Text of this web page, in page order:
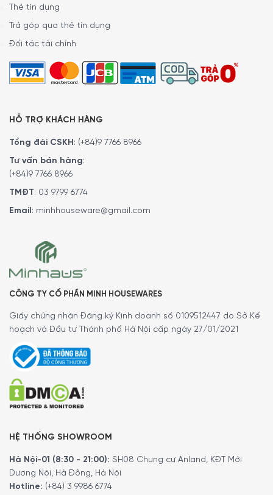
Thông số lắp đặt
Mời bạn tham khảo kích thước lắp đặt máy rửa bát âm tủ
Gaggenau DF481101F. Ngoài ra, sản phẩm còn cóbản lề
lắp đặt mọi vị trí (đặc biệt là lắp đặt âm tủ cao tránh bị
lộ tấm ốp chân đế, mang lại thẩm mĩ hơn cho căn bếp).
Thẻ tín dụng
Trả góp qua thẻ tín dụng
Đối tác tài chính
HỖ TRỢ KHÁCH HÀNG
Tổng đài CSKH: (+84)9 7766 8966
Tư vấn bán hàng:
(+84)9 7766 8966
TMĐT: 03 9799 6774
Email: minhhouseware@gmail.com
CÔNG TY CỔ PHẦN MINH HOUSEWARES
Giấy chứng nhận Đăng ký Kinh doanh số 0109512447 do Sở Kế
hoạch và Đầu tư Thành phố Hà Nội cấp ngày 27/01/2021
HỆ THỐNG SHOWROOM
Hà Nội-01 (8:30 - 21:00): SH08 Chung cư Anland, KĐT Mới
Dương Nội, Hà Đông, Hà Nội
Hotline: (+84) 3 9986 6774